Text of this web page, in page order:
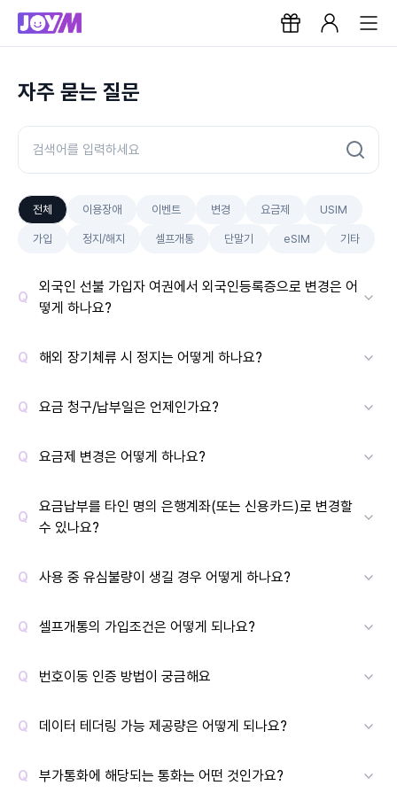
자주 묻는 질문
전체 이용장애 이벤트 변경 요금제 USIM
가입 정지/해지 셀프개통 단말기 eSIM 기타
외국인 선불 가입자 여권에서 외국인등록증으로 변경은 어
떻게 하나요?
해외 장기체류 시 정지는 어떻게 하나요?
요금 청구/납부일은 언제인가요?
요금제 변경은 어떻게 하나요?
요금납부를 타인 명의 은행계좌(또는 신용카드)로 변경할
수 있나요?
사용 중 유심불량이 생길 경우 어떻게 하나요?
셀프개통의 가입조건은 어떻게 되나요?
번호이동 인증 방법이 궁금해요
데이터 테더링 가능 제공량은 어떻게 되나요?
부가통화에 해당되는 통화는 어떤 것인가요?